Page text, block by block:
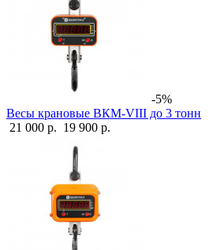
-5%
Весы крановые ВКМ-VIII до 3 тонн
21 000 р. 19 900 р.